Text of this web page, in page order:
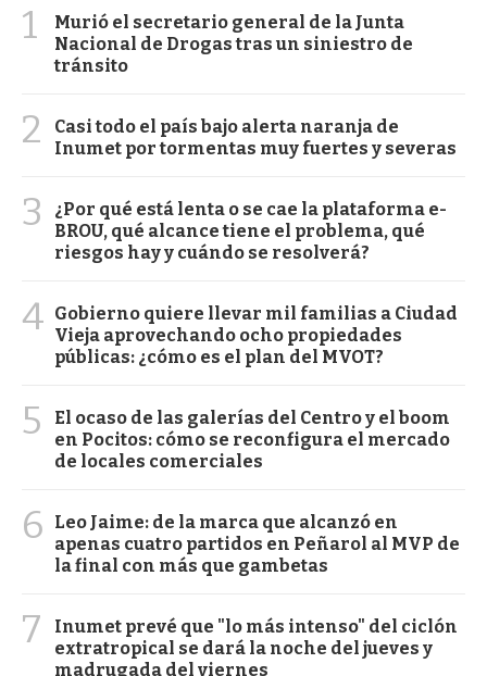
1
Murió el secretario general de la Junta
Nacional de Drogas tras un siniestro de
tránsito
2
Casi todo el país bajo alerta naranja de
Inumet por tormentas muy fuertes y severas
3
¿Por qué está lenta o se cae la plataforma e-
BROU, qué alcance tiene el problema, qué
riesgos hay y cuándo se resolverá?
4 Gobierno quiere llevar mil familias a Ciudad
Vieja aprovechando ocho propiedades
públicas: ¿cómo es el plan del MVOT?
5
El ocaso de las galerías del Centro y el boom
en Pocitos: cómo se reconfigura el mercado
de locales comerciales
6
Leo Jaime: de la marca que alcanzó en
apenas cuatro partidos en Peñarol al MVP de
la final con más que gambetas
7
Inumet prevé que "lo más intenso" del ciclón
extratropical se dará la noche del jueves y
madrugada del viernes